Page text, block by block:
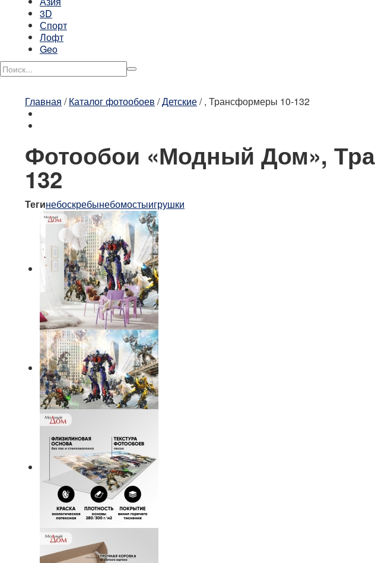
3D
Спорт
Лофт
Geo
Главная /Каталог фотообоев /Детские/, Трансформеры 10-132
Фотообои «Модный Дом»,
132
Тегинебоскребынебомостыигрушки